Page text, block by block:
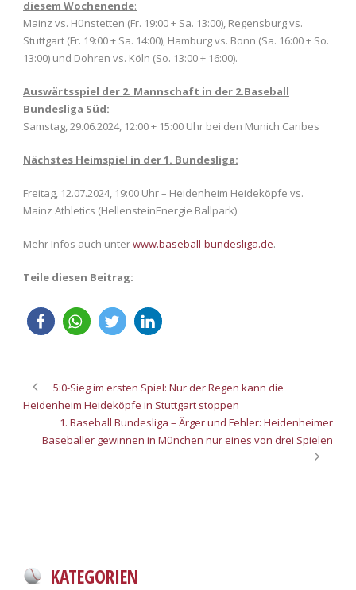
diesem Wochenende:
Mainz vs. Hünstetten (Fr. 19:00 + Sa. 13:00), Regensburg vs.
Stuttgart (Fr. 19:00 + Sa. 14:00), Hamburg vs. Bonn (Sa. 16:00 + So.
13:00) und Dohren vs. Köln (So. 13:00 + 16:00).
Auswärtsspiel der 2. Mannschaft in der 2.Baseball
Bundesliga Süd:
Samstag, 29.06.2024, 12:00 + 15:00 Uhr bei den Munich Caribes
Nächstes Heimspiel in der 1. Bundesliga:
Freitag, 12.07.2024, 19:00 Uhr – Heidenheim Heideköpfe vs.
Mainz Athletics (HellensteinEnergie Ballpark)
Mehr Infos auch unterwww.baseball-bundesliga.de.
Teile diesen Beitrag:
5:0-Sieg im ersten Spiel: Nur der Regen kann die
Heidenheim Heideköpfe in Stuttgart stoppen
1. Baseball Bundesliga – Ärger und Fehler: Heidenheimer
Baseballer gewinnen in München nur eines von drei Spielen
KATEGORIEN